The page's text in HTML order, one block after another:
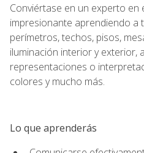
Conviértase en un experto en
impresionante aprendiendo a
perímetros, techos, pisos,
iluminación interior y exterior,
representaciones o
colores y mucho más.
Lo que aprenderás